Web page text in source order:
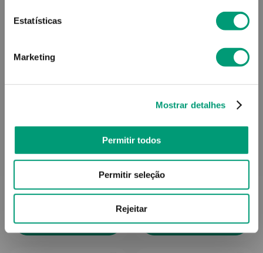
Estatísticas
Marketing
Mostrar detalhes
Permitir todos
Permitir seleção
Rejeitar
Elmex Junior Pasta Dent
5,73 €
ADICIONAR
Elmex Proteção Cáries
6,90 €
ADICIONAR